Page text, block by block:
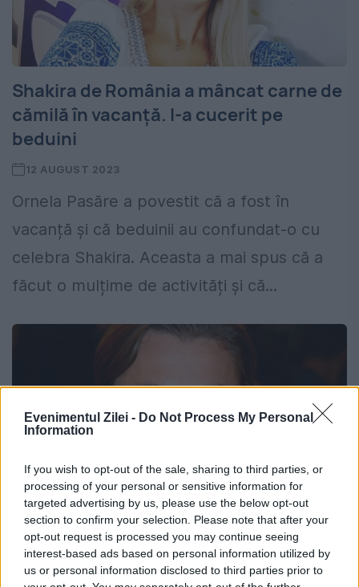
Evenimentul Zilei - Do Not Process My Personal
Information
If you wish to opt-out of the sale, sharing to third parties, or
processing of your personal or sensitive information for
targeted advertising by us, please use the below opt-out
section to confirm your selection. Please note that after your
opt-out request is processed you may continue seeing
interest-based ads based on personal information utilized by
us or personal information disclosed to third parties prior to
Shakira de România a mâncat carne de
cămilă în vacanță. I-a cucerit pe
beduini
12 AUGUST 2023
Ornela Pasăre a povestit că a fost în
vacanță și că beduinii au confundat-o cu
celebra Shakira. Aceasta a mai spus că a
făcut o mulțime de activități și că...
Cuiul lui Pepelea, varianta cu Leonardo
DiCaprio. Sub ce pretext ridicol se vede